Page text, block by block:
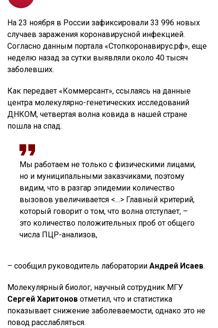
На 23 ноября в России зафиксировали 33 996 новых
случаев заражения коронавирусной инфекцией.
Согласно данным портала «Стопкоронавирус.рф», еще
неделю назад за сутки выявляли около 40 тысяч
заболевших.
Как передает «Коммерсант», ссылаясь на данные
центра молекулярно-генетических исследований
ДНКОМ, четвертая волна ковида в нашей стране
пошла на спад.
Мы работаем не только с физическими лицами,
но и муниципальными заказчиками, поэтому
видим, что в разгар эпидемии количество
вызовов увеличивается <…> Главный критерий,
который говорит о том, что волна отступает, –
это количество положительных проб от общего
числа ПЦР-анализов,
– сообщил руководитель лаборатории Андрей Исаев.
Молекулярный биолог, научный сотрудник МГУ
Сергей Харитонов отметил, что и статистика
показывает снижение заболеваемости, однако это не
повод расслабляться.